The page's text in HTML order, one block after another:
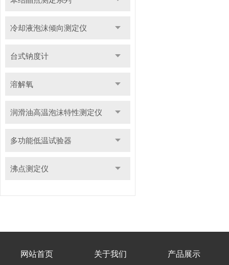
冷却液泡沫倾向测定仪
台式钠度计
溶解氧
润滑油高温泡沫特性测定仪
多功能低温试验器
沸点测定仪
网站首页 关于我们 产品展示